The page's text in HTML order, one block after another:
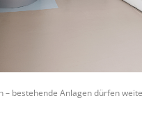
– bestehende Anlagen dürfen